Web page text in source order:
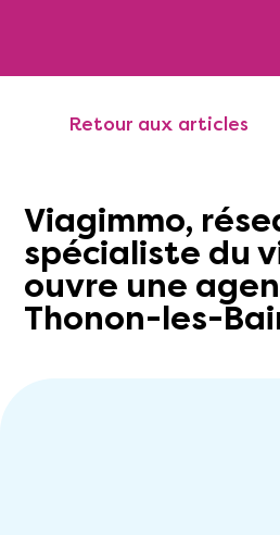
Retour aux articles
Viagimmo, réseau
spécialiste du
ouvre une
Thonon-les-